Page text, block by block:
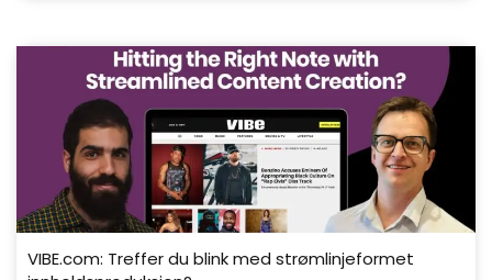
VIBE.com: Treffer du blink med strømlinjeformet